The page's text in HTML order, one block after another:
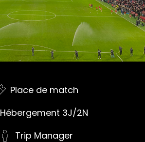
Place de match
Hébergement 3J/2N
Trip Manager